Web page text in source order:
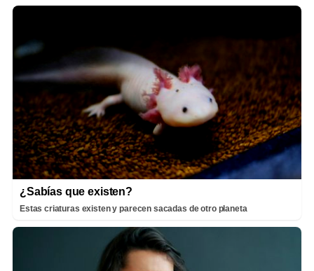
¿Sabías que existen?
Estas criaturas existen y parecen sacadas de otro planeta